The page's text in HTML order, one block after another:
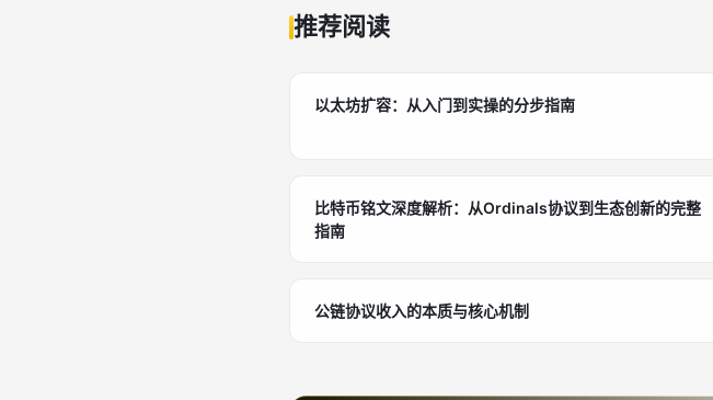
推荐阅读
以太坊扩容：从入门到实操的分步指南
比特币铭文深度解析：从Ordinals协议到生态创新的完整
指南
公链协议收入的本质与核心机制